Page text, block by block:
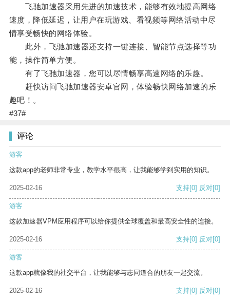
飞驰加速器采用先进的加速技术，能够有效地提高网络
速度，降低延迟，让用户在玩游戏、看视频等网络活动中尽
情享受畅快的网络体验。
此外，飞驰加速器还支持一键连接、智能节点选择等功
能，操作简单方便。
有了飞驰加速器，您可以尽情畅享高速网络的乐趣。
赶快访问飞驰加速器安卓官网，体验畅快网络加速的乐
趣吧！。
#37#
评论
游客
这款app的老师非常专业，教学水平很高，让我能够学到实用的知识。
2025-02-16 支持[0] 反对[0]
游客
这款加速器VPM应用程序可以给你提供全球覆盖和最高安全性的连接。
2025-02-16 支持[0] 反对[0]
游客
这款app就像我的社交平台，让我能够与志同道合的朋友一起交流。
2025-02-16 支持[0] 反对[0]